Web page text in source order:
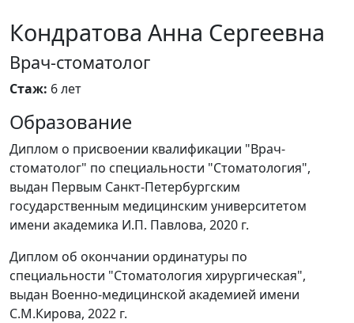
Кондратова Анна Сергеевна
Врач-стоматолог
Стаж: 6 лет
Образование
Диплом о присвоении квалификации "Врач-
стоматолог" по специальности "Cтоматология",
выдан Первым Санкт-Петербургским
государственным медицинским университетом
имени академика И.П. Павлова, 2020 г.
Диплом об окончании ординатуры по
специальности "Стоматология хирургическая",
выдан Военно-медицинской академией имени
С.М.Кирова, 2022 г.